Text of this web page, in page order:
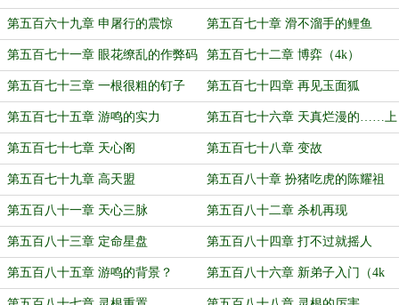
第五百六十九章 申屠行的震惊 第五百七十章 滑不溜手的鲤鱼
第五百七十一章 眼花缭乱的作弊码 第五百七十二章 博弈（4k）
第五百七十三章 一根很粗的钉子 第五百七十四章 再见玉面狐
第五百七十五章 游鸣的实力 第五百七十六章 天真烂漫的……上
司
第五百七十七章 天心阁 第五百七十八章 变故
第五百七十九章 高天盟 第五百八十章 扮猪吃虎的陈耀祖
第五百八十一章 天心三脉 第五百八十二章 杀机再现
第五百八十三章 定命星盘 第五百八十四章 打不过就摇人
第五百八十五章 游鸣的背景？ 第五百八十六章 新弟子入门（4k